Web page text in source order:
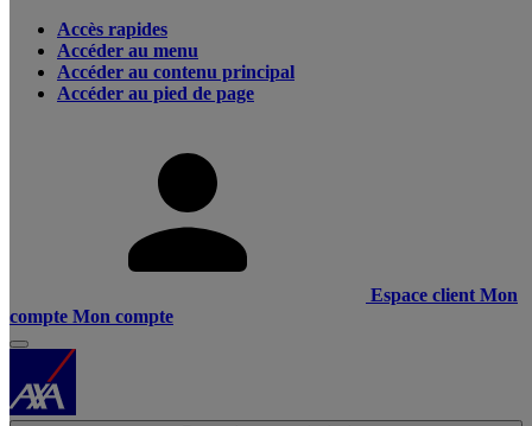
Accès rapides
Accéder au menu
Accéder au contenu principal
Accéder au pied de page
Espace client Mon
compte Mon compte